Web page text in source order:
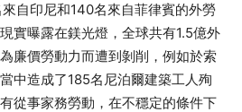
自印尼和140名來自菲律賓的外勞
實曝露在鎂光燈，全球共有1.5億外
廉價勞動力而遭到剝削，例如於索
中造成了185名尼泊爾建築工人殉
從事家務勞動，在不穩定的條件下